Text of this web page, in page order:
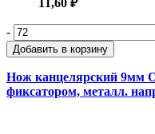
11,60 ₽
-
Добавить в корзину
Нож канцелярский 9мм
фиксатором, металл.